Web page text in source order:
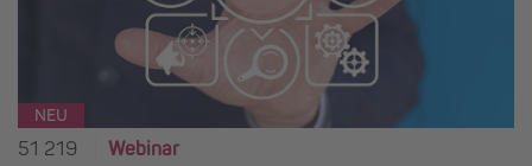
NEU
51 219 Webinar